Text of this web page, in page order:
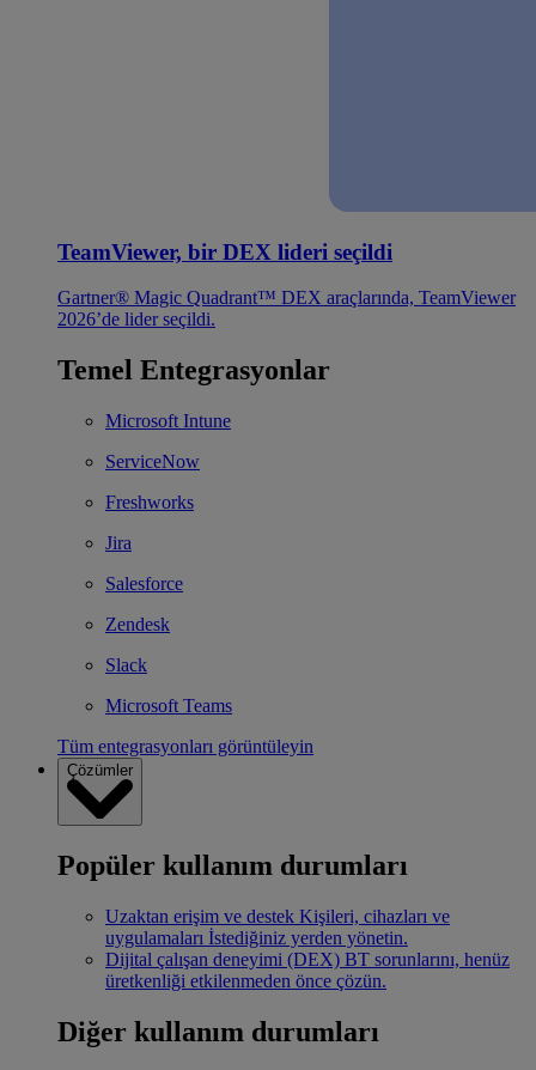
TeamViewer, bir DEX lideri seçildi
Gartner® Magic Quadrant™ DEX araçlarında, TeamViewer
2026’de lider seçildi.
Temel Entegrasyonlar
Microsoft Intune
ServiceNow
Freshworks
Jira
Salesforce
Zendesk
Slack
Microsoft Teams
Tüm entegrasyonları görüntüleyin
Çözümler
Popüler kullanım durumları
Uzaktan erişim ve destek Kişileri, cihazları ve
uygulamaları İstediğiniz yerden yönetin.
Dijital çalışan deneyimi (DEX) BT sorunlarını, henüz
üretkenliği etkilenmeden önce çözün.
Diğer kullanım durumları